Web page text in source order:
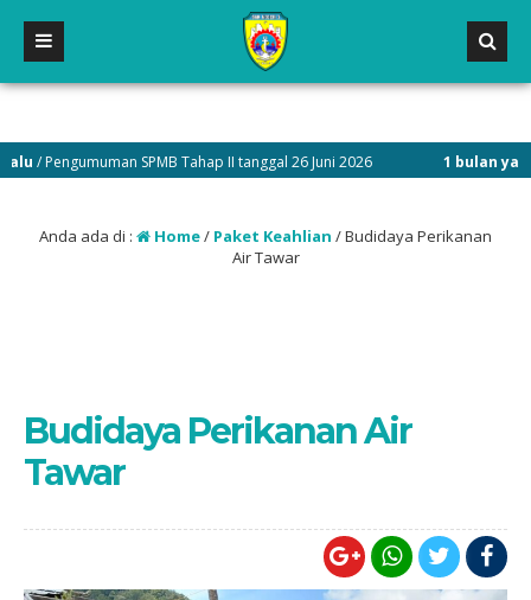
/ Pengumuman SPMB Tahap II tanggal 26 Juni 2026 1 bulan yang
Anda ada di : Home/ Paket Keahlian /Budidaya Perikanan
Air Tawar
Budidaya Perikanan Air
Tawar